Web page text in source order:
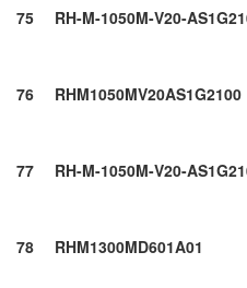
75 RH-M-1050M-V20-
76 RHM1050MV20AS1G2100
77 RH-M-1050M-V20-
78 RHM1300MD601A01